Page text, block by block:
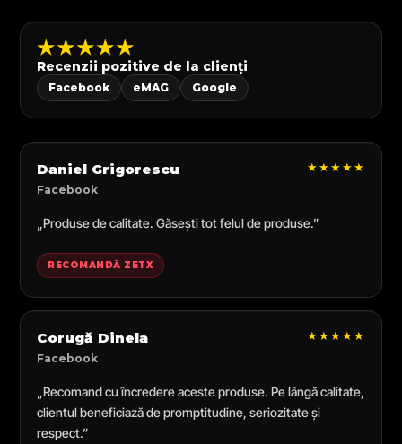
★★★★★
Recenzii pozitive de la clienți
Facebook eMAG Google
Daniel Grigorescu
Facebook
★★★★★
„Produse de calitate. Găsești tot felul de produse.”
RECOMANDĂ ZETX
Corugă Dinela
Facebook
★★★★★
„Recomand cu încredere aceste produse. Pe lângă calitate,
clientul beneficiază de promptitudine, seriozitate și
respect.”